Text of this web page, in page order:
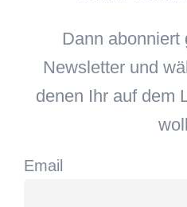
Dann abonniert
Newsletter und
denen Ihr auf dem
Email